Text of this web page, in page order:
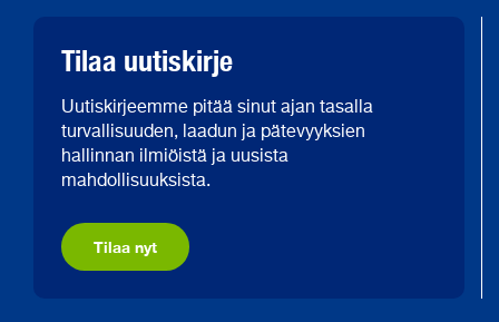
Tilaa uutiskirje
Uutiskirjeemme pitää sinut ajan tasalla
turvallisuuden, laadun ja pätevyyksien
hallinnan ilmiöistä ja uusista
mahdollisuuksista.
Tilaa nyt